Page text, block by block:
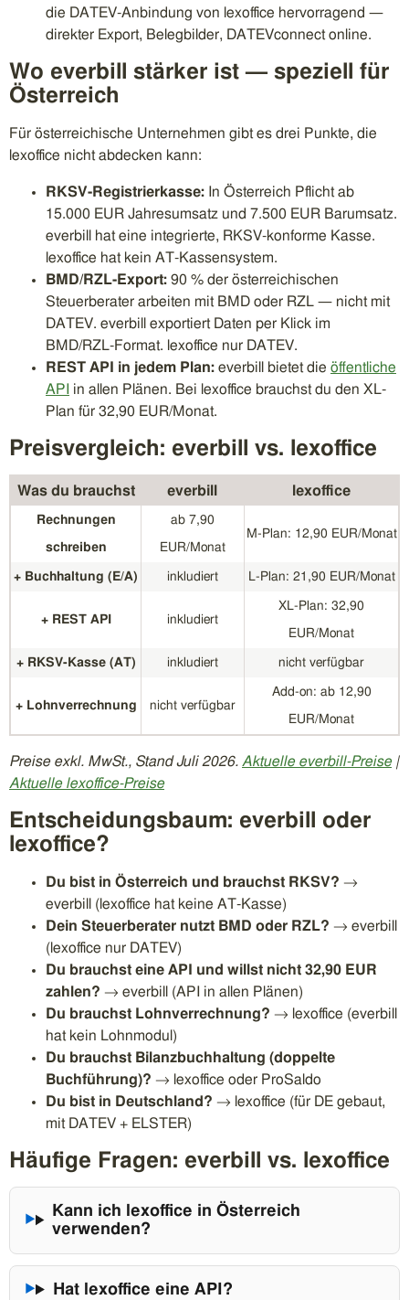
die DATEV-Anbindung von lexoffice hervorragend —
direkter Export, Belegbilder, DATEVconnect online.
Wo everbill stärker ist — speziell für
Österreich
Für österreichische Unternehmen gibt es drei Punkte, die
lexoffice nicht abdecken kann:
RKSV-Registrierkasse: In Österreich Pflicht ab
15.000 EUR Jahresumsatz und 7.500 EUR Barumsatz.
everbill hat eine integrierte, RKSV-konforme Kasse.
lexoffice hat kein AT-Kassensystem.
BMD/RZL-Export: 90 % der österreichischen
Steuerberater arbeiten mit BMD oder RZL — nicht mit
DATEV. everbill exportiert Daten per Klick im
BMD/RZL-Format. lexoffice nur DATEV.
REST API in jedem Plan: everbill bietet die öffentliche
API in allen Plänen. Bei lexoffice brauchst du den XL-
Plan für 32,90 EUR/Monat.
Preisvergleich: everbill vs. lexoffice
Was du brauchst everbill lexoffice
Rechnungen
schreiben
ab 7,90
EUR/Monat
M-Plan: 12,90 EUR/Monat
+ Buchhaltung (E/A) inkludiert L-Plan: 21,90 EUR/Monat
+ REST API inkludiert
XL-Plan: 32,90
EUR/Monat
+ RKSV-Kasse (AT) inkludiert nicht verfügbar
+ Lohnverrechnung nicht verfügbar
Add-on: ab 12,90
EUR/Monat
Preise exkl. MwSt., Stand Juli 2026. Aktuelle everbill-Preise|
Aktuelle lexoffice-Preise
Entscheidungsbaum: everbill oder
lexoffice?
Du bist in Österreich und brauchst RKSV? →
everbill (lexoffice hat keine AT-Kasse)
Dein Steuerberater nutzt BMD oder RZL? → everbill
(lexoffice nur DATEV)
Du brauchst eine API und willst nicht 32,90 EUR
zahlen? → everbill (API in allen Plänen)
Du brauchst Lohnverrechnung? → lexoffice (everbill
hat kein Lohnmodul)
Du brauchst Bilanzbuchhaltung (doppelte
Buchführung)? → lexoffice oder ProSaldo
Du bist in Deutschland? → lexoffice (für DE gebaut,
mit DATEV + ELSTER)
Häufige Fragen: everbill vs. lexoffice
Kann ich lexoffice in Österreich
verwenden?
Hat lexoffice eine API?